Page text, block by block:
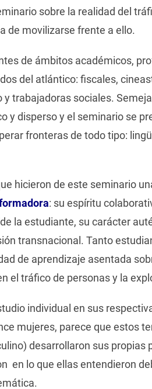
sobre la realidad del
de movilizarse frente a ello.
de ámbitos académicos,
del atlántico: fiscales,
trabajadoras sociales.
y disperso y el seminario se
fronteras de todo tipo:
hicieron de este seminario
: su espíritu
la estudiante, su carácter
transnacional. Tanto
de aprendizaje asentada
el tráfico de personas y la
individual en sus
mujeres, parece que estos
desarrollaron sus propias
en lo que ellas entendieron